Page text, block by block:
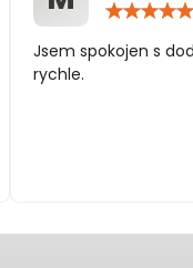
Jsem spokojen s
rychle.